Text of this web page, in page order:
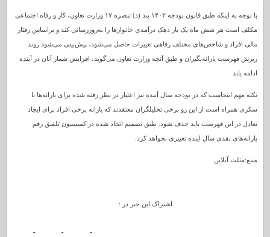
با توجه به اینکه طبق قانون بودجه ۱۴۰۲ بند (د) تبصره ۱۷ وزارت تعاون، کار و رفاه اجتماعی
مکلف است هر شش ماه یک بار دهک درآمدی خانوارها را به‌روزرسانی کند و براساس رفتار
مالی افراد و شاخص‌های مختلف رفاهی تغییرات حاصل می‌شود، پیش‌بینی می‌شود روند
ریزش فهرست یارانه‌بگیران و طبق آنچه وزارت تعاون می‌گوید، افزایش شمار آنان در آینده
ادامه یابد .
نکته مهم اینجاست که در بودجه سال آینده نیز اعتبار در نظر رفته شده برای یارانه‌ها با
سکری همراه است از این رو برخی تحلیلگران معتقدند که یارانه برخی افراد برای ایجاد
تعادل در این فهرست باید حذف شود. طبق تصمیم اتخاذ شده در کمیسیون تلفیق رقم
یارانه‌های نقدی سال اینده تغییری نخواهد کرد.
منبع:مثلث آنلاین
اشتراک این خبر در :